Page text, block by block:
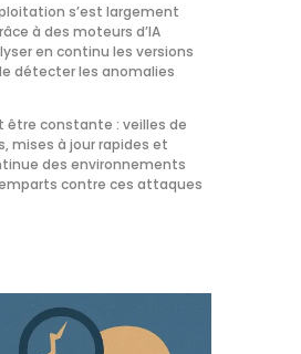
s’est largement
à des moteurs d’IA
en continu les versions
détecter les anomalies
être constante : veilles de
mises à jour rapides et
des environnements
contre ces attaques